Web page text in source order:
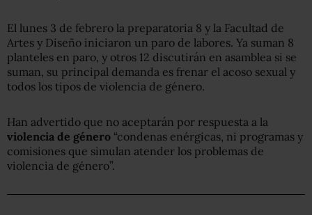
El lunes 3 de febrero la preparatoria 8 y la Facultad de
Artes y Diseño iniciaron un paro de labores. Ya suman 8
planteles en paro, y otros 12 discutirán en asamblea si se
suman, su principal demanda es frenar el acoso sexual y
todos los tipos de violencia de género.
Han advertido que no aceptarán por respuesta a la
violencia de género “condenas enérgicas, ni programas y
comisiones que simulan atender los problemas de
violencia de género”.